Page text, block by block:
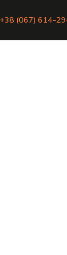
+38 (067) 614-